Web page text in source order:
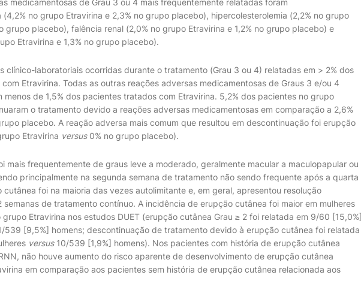
medicamentosas de Grau 3 ou 4 mais frequentemente relatadas foram
no grupo Etravirina e 2,3% no grupo placebo), hipercolesterolemia (2,2% no grupo
grupo placebo), falência renal (2,0% no grupo Etravirina e 1,2% no grupo placebo) e
Etravirina e 1,3% no grupo placebo).
clínico-laboratoriais ocorridas durante o tratamento (Grau 3 ou 4) relatadas em > 2% dos
Etravirina. Todas as outras reações adversas medicamentosas de Graus 3 e/ou 4
menos de 1,5% dos pacientes tratados com Etravirina. 5,2% dos pacientes no grupo
o tratamento devido a reações adversas medicamentosas em comparação a 2,6%
placebo. A reação adversa mais comum que resultou em descontinuação foi erupção
Etravirina versus 0% no grupo placebo).
mais frequentemente de graus leve a moderado, geralmente macular a maculopapular ou
principalmente na segunda semana de tratamento não sendo frequente após a quarta
cutânea foi na maioria das vezes autolimitante e, em geral, apresentou resolução
semanas de tratamento contínuo. A incidência de erupção cutânea foi maior em mulheres
grupo Etravirina nos estudos DUET (erupção cutânea Grau ≥ 2 foi relatada em 9/60 [15,0%]
539 [9,5%] homens; descontinuação de tratamento devido à erupção cutânea foi relatada
versus 10/539 [1,9%] homens). Nos pacientes com história de erupção cutânea
não houve aumento do risco aparente de desenvolvimento de erupção cutânea
em comparação aos pacientes sem história de erupção cutânea relacionada aos